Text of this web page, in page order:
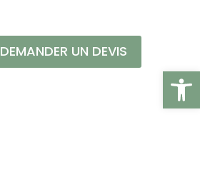
Ouvrir
DEMANDER UN DEVIS